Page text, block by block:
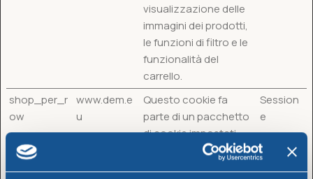
visualizzazione delle
immagini dei prodotti,
le funzioni di filtro e le
funzionalità del
carrello.
shop_per_r
ow
www.dem.e
u
Questo cookie fa
parte di un pacchetto
di cookie impostati
dalla piattaforma del
Session
e